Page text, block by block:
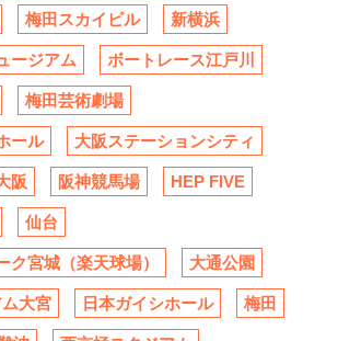
梅田スカイビル 新横浜
ージアム ボートレース江戸川
梅田芸術劇場
ール 大阪ステーションシティ
阪 阪神競馬場 HEP FIVE
仙台
ク宮城（楽天球場） 大通公園
大宮 日本ガイシホール 梅田